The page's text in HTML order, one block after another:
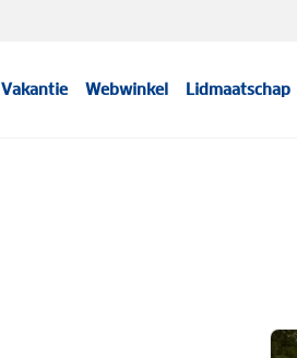
Vakantie Webwinkel Lidmaatschap